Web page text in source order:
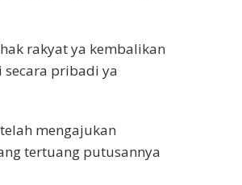
rakyat ya kembalikan
pribadi ya
mengajukan
tertuang putusannya